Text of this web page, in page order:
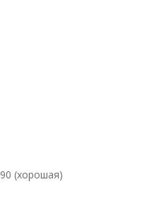
90 (хорошая)